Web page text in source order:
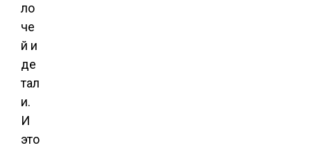
ло
че
й и
де
тал
и.
И
это